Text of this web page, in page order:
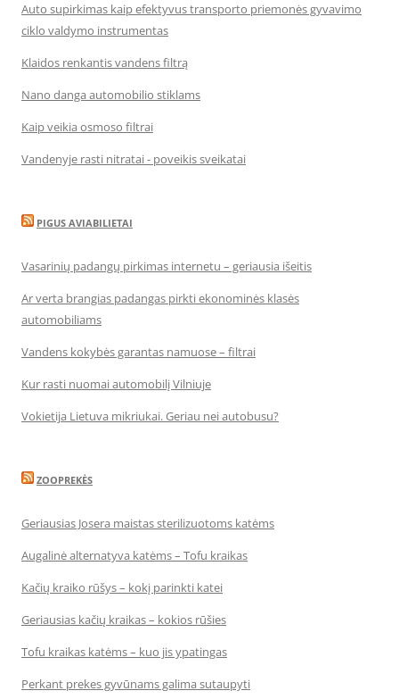
Auto supirkimas kaip efektyvus transporto priemonės gyvavimo
ciklo valdymo instrumentas
Klaidos renkantis vandens filtrą
Nano danga automobilio stiklams
Kaip veikia osmoso filtrai
Vandenyje rasti nitratai - poveikis sveikatai
PIGUS AVIABILIETAI
Vasarinių padangų pirkimas internetu – geriausia išeitis
Ar verta brangias padangas pirkti ekonominės klasės
automobiliams
Vandens kokybės garantas namuose – filtrai
Kur rasti nuomai automobilį Vilniuje
Vokietija Lietuva mikriukai. Geriau nei autobusu?
ZOOPREKĖS
Geriausias Josera maistas sterilizuotoms katėms
Augalinė alternatyva katėms – Tofu kraikas
Kačių kraiko rūšys – kokį parinkti katei
Geriausias kačių kraikas – kokios rūšies
Tofu kraikas katėms – kuo jis ypatingas
Perkant prekes gyvūnams galima sutaupyti